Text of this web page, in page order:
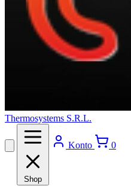
Thermosystems S.R.L.
Shop
Konto 0